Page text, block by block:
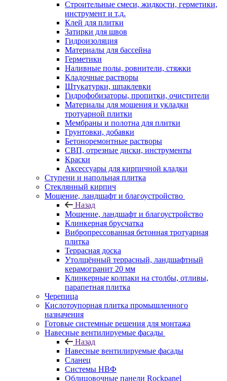
Строительные смеси, жидкости, герметики,
инструмент и т.д.
Клей для плитки
Затирки для швов
Гидроизоляция
Материалы для бассейна
Герметики
Наливные полы, ровнители, стяжки
Кладочные растворы
Штукатурки, шпаклевки
Гидрофобизаторы, пропитки, очистители
Материалы для мощения и укладки
тротуарной плитки
Мембраны и полотна для плитки
Грунтовки, добавки
Бетоноремонтные растворы
СВП, отрезные диски, инструменты
Краски
Аксессуары для кирпичной кладки
Ступени и напольная плитка
Cтеклянный кирпич
Мощение, ландшафт и благоустройство
Назад
Мощение, ландшафт и благоустройство
Клинкерная брусчатка
Вибропрессованная бетонная тротуарная
плитка
Террасная доска
Утолщённый террасный, ландшафтный
керамогранит 20 мм
Клинкерные колпаки на столбы, отливы,
парапетная плитка
Черепица
Кислотоупорная плитка промышленного
назначения
Готовые системные решения для монтажа
Навесные вентилируемые фасады
Назад
Навесные вентилируемые фасады
Сланец
Системы НВФ
Облицовочные панели Rockpanel